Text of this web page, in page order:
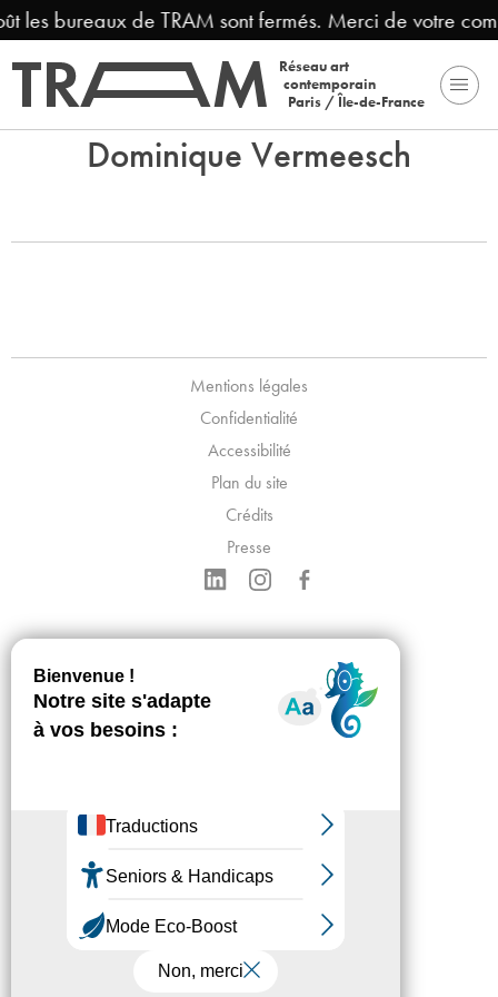
les bureaux de TRAM sont fermés. Merci de votre
Réseau art
contemporain
Paris / Île-de-France
Dominique Vermeesch
Mentions légales
Confidentialité
Accessibilité
Plan du site
Crédits
Presse